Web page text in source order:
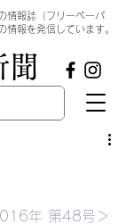
聞
情報誌（フリーペーパ
情報を発信しています。
年 第48号＞